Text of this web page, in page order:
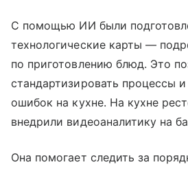
С помощью ИИ были
технологические карты —
по приготовлению блюд. Это
стандартизировать процессы
ошибок на кухне. На кухне
внедрили видеоаналитику на
Она помогает следить за